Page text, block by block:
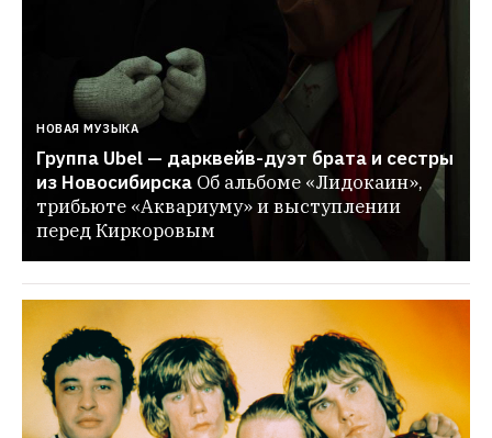
НОВАЯ МУЗЫКА
Группа Ubel — дарквейв-дуэт брата и сестры
из Новосибирска Об альбоме «Лидокаин»,
трибьюте «Аквариуму» и выступлении
перед Киркоровым